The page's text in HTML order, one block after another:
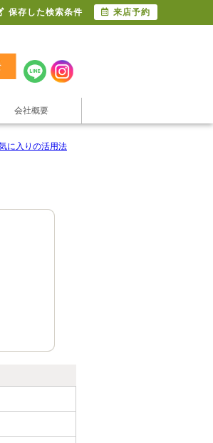
会社概要
に入りの活用法
保存した検索条件 来店予約